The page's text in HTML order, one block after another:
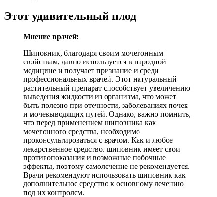
Этот удивительный плод
Мнение врачей:
Шиповник, благодаря своим мочегонным
свойствам, давно используется в народной
медицине и получает признание и среди
профессиональных врачей. Этот натуральный
растительный препарат способствует увеличению
выведения жидкости из организма, что может
быть полезно при отечности, заболеваниях почек
и мочевыводящих путей. Однако, важно помнить,
что перед применением шиповника как
мочегонного средства, необходимо
проконсультироваться с врачом. Как и любое
лекарственное средство, шиповник имеет свои
противопоказания и возможные побочные
эффекты, поэтому самолечение не рекомендуется.
Врачи рекомендуют использовать шиповник как
дополнительное средство к основному лечению
под их контролем.